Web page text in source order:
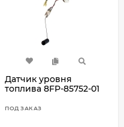
Датчик уровня
топлива 8FP-85752-01
ПОД ЗАКАЗ